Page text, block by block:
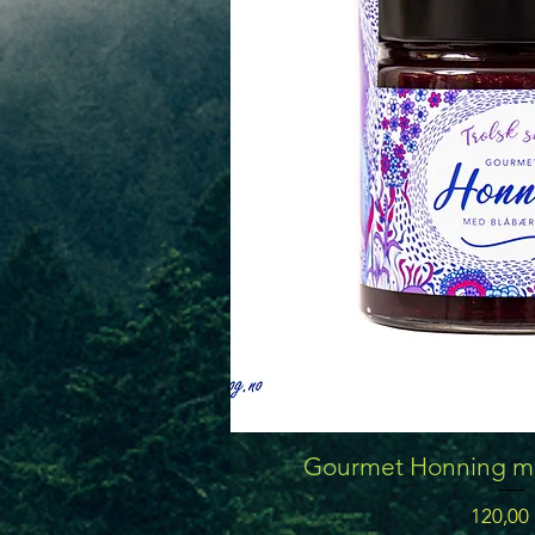
Gourmet Honning
Pris
120,00